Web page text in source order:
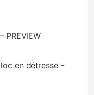
PREVIEW
en détresse –